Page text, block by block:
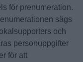
för prenumeration.
sägs
och
personuppgifter
för att